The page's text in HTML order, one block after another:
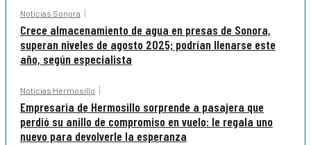
Noticias Sonora
Crece almacenamiento de agua en presas de Sonora,
superan niveles de agosto 2025; podrían llenarse este
año, según especialista
Noticias Hermosillo
Empresaria de Hermosillo sorprende a pasajera que
perdió su anillo de compromiso en vuelo: le regala uno
nuevo para devolverle la esperanza